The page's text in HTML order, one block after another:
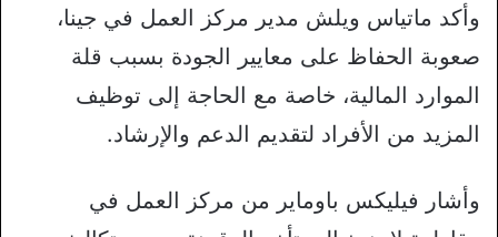
وأكد ماتياس ويلش مدير مركز العمل في جينا،
صعوبة الحفاظ على معايير الجودة بسبب قلة
الموارد المالية، خاصة مع الحاجة إلى توظيف
المزيد من الأفراد لتقديم الدعم والإرشاد.
وأشار فيليكس باوماير من مركز العمل في